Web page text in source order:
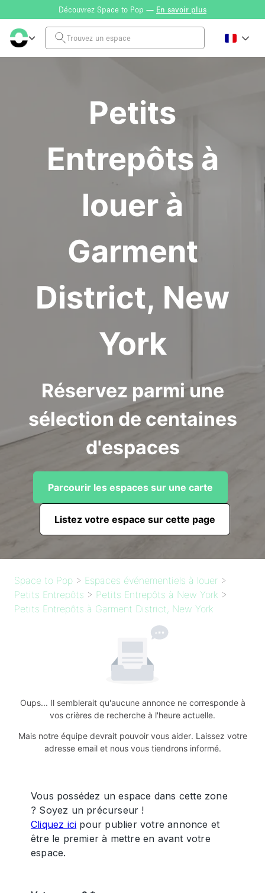
Découvrez Space to Pop — En savoir plus
Petits
Entrepôts à
louer à
Garment
District, New
York
Réservez parmi une
sélection de centaines
d'espaces
Parcourir les espaces sur une carte
Listez votre espace sur cette page
Space to Pop > Espaces événementiels à louer >
Petits Entrepôts > Petits Entrepôts à New York >
Petits Entrepôts à Garment District, New York
Oups... Il semblerait qu'aucune annonce ne corresponde à
vos crières de recherche à l'heure actuelle.
Mais notre équipe devrait pouvoir vous aider. Laissez votre
adresse email et nous vous tiendrons informé.